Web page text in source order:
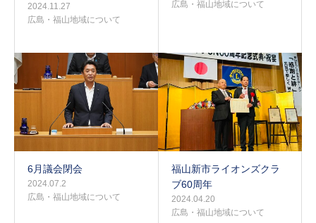
2024.11.27
広島・福山地域について
広島・福山地域について
6月議会閉会
2024.07.2
広島・福山地域について
福山新市ライオンズクラ
ブ60周年
2024.04.20
広島・福山地域について